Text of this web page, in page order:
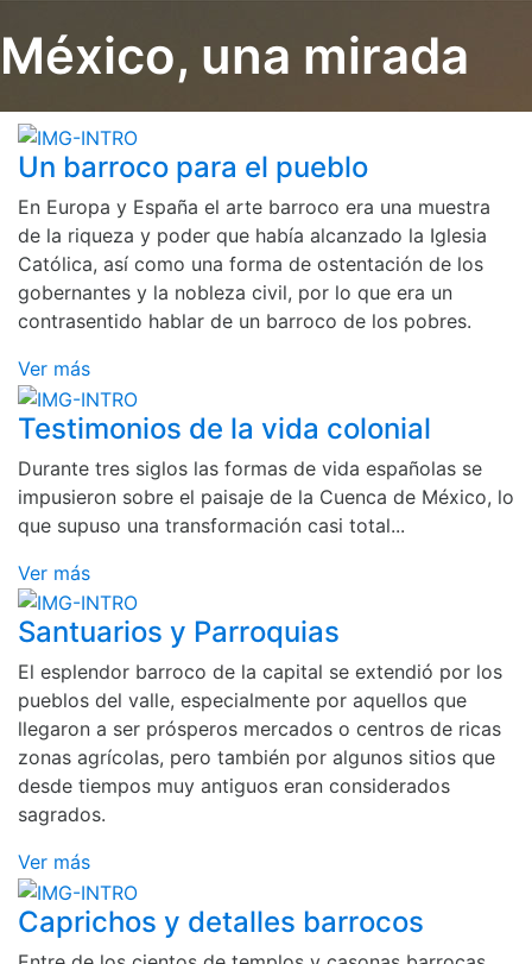
México, una mirada
Un barroco para el pueblo
En Europa y España el arte barroco era una muestra
de la riqueza y poder que había alcanzado la Iglesia
Católica, así como una forma de ostentación de los
gobernantes y la nobleza civil, por lo que era un
contrasentido hablar de un barroco de los pobres.
Ver más
Testimonios de la vida colonial
Durante tres siglos las formas de vida españolas se
impusieron sobre el paisaje de la Cuenca de México, lo
que supuso una transformación casi total...
Ver más
Santuarios y Parroquias
El esplendor barroco de la capital se extendió por los
pueblos del valle, especialmente por aquellos que
llegaron a ser prósperos mercados o centros de ricas
zonas agrícolas, pero también por algunos sitios que
desde tiempos muy antiguos eran considerados
sagrados.
Ver más
Caprichos y detalles barrocos